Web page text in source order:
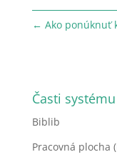
← Ako ponúknuť
Časti
Biblib
Pracovná plocha